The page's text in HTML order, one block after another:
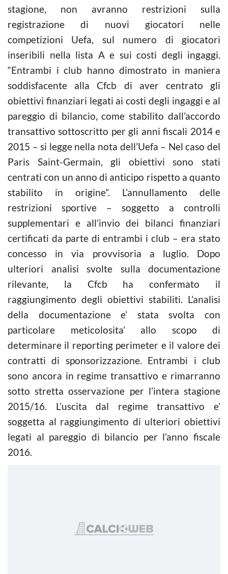
stagione, non avranno restrizioni sulla
registrazione di nuovi giocatori nelle
competizioni Uefa, sul numero di giocatori
inseribili nella lista A e sui costi degli ingaggi.
“Entrambi i club hanno dimostrato in maniera
soddisfacente alla Cfcb di aver centrato gli
obiettivi finanziari legati ai costi degli ingaggi e al
pareggio di bilancio, come stabilito dall’accordo
transattivo sottoscritto per gli anni fiscali 2014 e
2015 – si legge nella nota dell’Uefa – Nel caso del
Paris Saint-Germain, gli obiettivi sono stati
centrati con un anno di anticipo rispetto a quanto
stabilito in origine”. L’annullamento delle
restrizioni sportive – soggetto a controlli
supplementari e all’invio dei bilanci finanziari
certificati da parte di entrambi i club – era stato
concesso in via provvisoria a luglio. Dopo
ulteriori analisi svolte sulla documentazione
rilevante, la Cfcb ha confermato il
raggiungimento degli obiettivi stabiliti. L’analisi
della documentazione e’ stata svolta con
particolare meticolosita’ allo scopo di
determinare il reporting perimeter e il valore dei
contratti di sponsorizzazione. Entrambi i club
sono ancora in regime transattivo e rimarranno
sotto stretta osservazione per l’intera stagione
2015/16. L’uscita dal regime transattivo e’
soggetta al raggiungimento di ulteriori obiettivi
legati al pareggio di bilancio per l’anno fiscale
2016.